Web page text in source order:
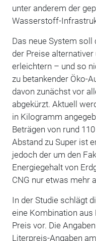
unter anderem der
Wasserstoff-
Das neue System soll
der Preise
erleichtern – und so
zu betankender Öko-
davon zunächst vor
abgekürzt. Aktuell
in Kilogramm
Beträgen von rund
Abstand zu Super ist
jedoch der um den
Energiegehalt von
CNG nur etwas mehr
In der Studie schlägt
eine Kombination aus
Preis vor. Die
Literpreis-Angaben